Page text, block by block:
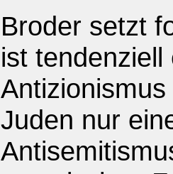
Broder setzt
ist
Juden nur